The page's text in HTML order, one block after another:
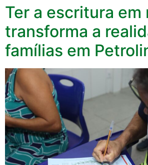
Ter a escritura em
transforma a
famílias em